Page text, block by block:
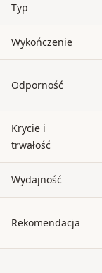
Typ
Wykończenie
Odporność
Krycie i
trwałość
Wydajność
Rekomendacja